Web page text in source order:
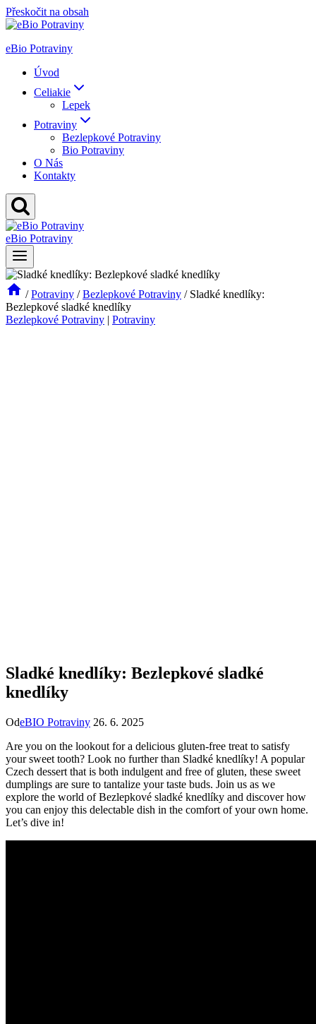
Přeskočit na obsah
eBio Potraviny
Úvod
Celiakie
Lepek
Potraviny
Bezlepkové Potraviny
Bio Potraviny
O Nás
Kontakty
eBio Potraviny
/ Potraviny / Bezlepkové Potraviny / Sladké knedlíky:
Bezlepkové sladké knedlíky
Bezlepkové Potraviny | Potraviny
Sladké knedlíky: Bezlepkové sladké
knedlíky
OdeBIO Potraviny 26. 6. 2025
Are you on the lookout for a delicious gluten-free treat to satisfy
your sweet tooth? Look no further than Sladké knedlíky! A popular
Czech dessert that is both indulgent and free of gluten, these sweet
dumplings are sure to tantalize your taste buds. Join us as we
explore the world of Bezlepkové sladké knedlíky and discover how
you can enjoy this delectable dish in the comfort of your own home.
Let’s dive in!